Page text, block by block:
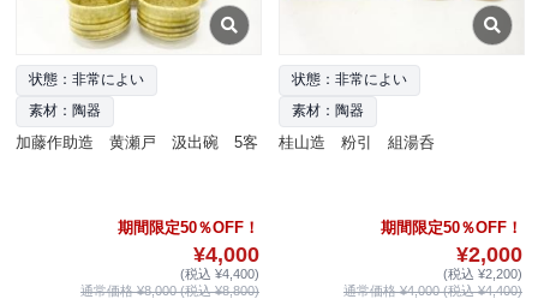
状態：非常によい
素材：陶器
加藤作助造 黄瀬戸 汲出碗 5客
期間限定50％OFF！
¥4,000
(税込 ¥4,400)
通常価格 ¥8,000 (税込 ¥8,800)
状態：非常によい
素材：陶器
桂山造 粉引 組湯呑
期間限定50％OFF！
¥2,000
(税込 ¥2,200)
通常価格 ¥4,000 (税込 ¥4,400)